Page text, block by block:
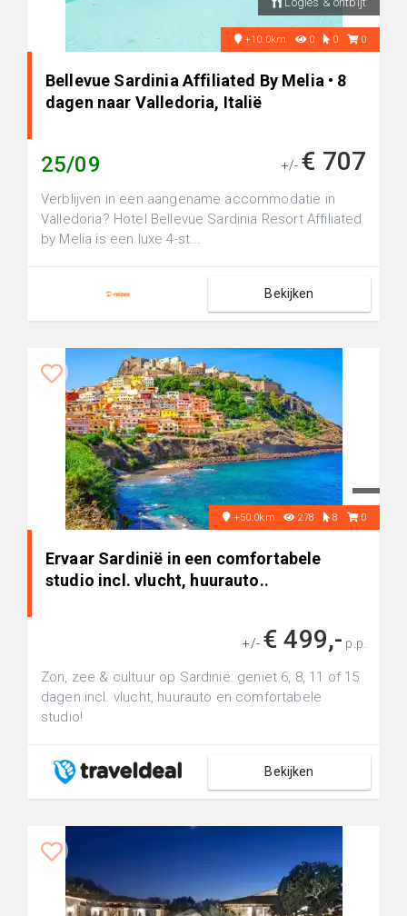
+10.0km 0 0 0
Bellevue Sardinia Affiliated By Melia • 8
dagen naar Valledoria, Italië
25/09 +/- € 707
Verblijven in een aangename accommodatie in
Valledoria? Hotel Bellevue Sardinia Resort Affiliated
by Melia is een luxe 4-st...
Bekijken
+50.0km 278 8 0
Ervaar Sardinië in een comfortabele
studio incl. vlucht, huurauto..
+/- € 499,- p.p.
Zon, zee & cultuur op Sardinië: geniet 6, 8, 11 of 15
dagen incl. vlucht, huurauto en comfortabele
studio!
Bekijken